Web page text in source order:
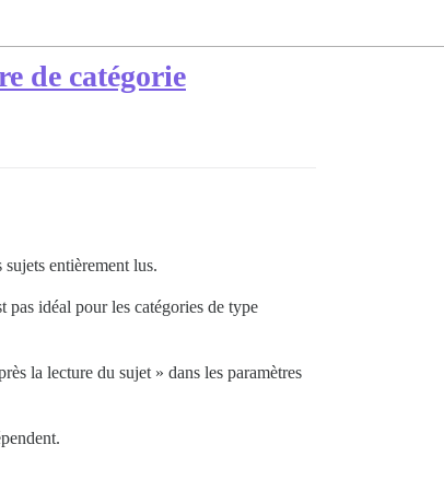
de catégorie
entièrement lus.
pas idéal pour les catégories de type
la lecture du sujet » dans les paramètres